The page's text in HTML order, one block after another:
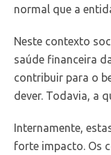
normal que a
Neste contexto
saúde financeira
contribuir para o
dever. Todavia, a
Internamente,
forte impacto. Os